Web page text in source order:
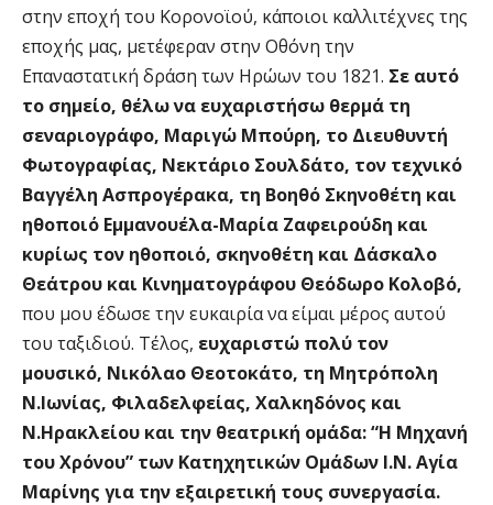
στην εποχή του Κορονοϊού, κάποιοι καλλιτέχνες της
εποχής μας, μετέφεραν στην Οθόνη την
Επαναστατική δράση των Ηρώων του 1821. Σε αυτό
το σημείο, θέλω να ευχαριστήσω θερμά τη
σεναριογράφο, Μαριγώ Μπούρη, το Διευθυντή
Φωτογραφίας, Νεκτάριο Σουλδάτο, τον τεχνικό
Βαγγέλη Ασπρογέρακα, τη Βοηθό Σκηνοθέτη και
ηθοποιό Εμμανουέλα-Μαρία Ζαφειρούδη και
κυρίως τον ηθοποιό, σκηνοθέτη και Δάσκαλο
Θεάτρου και Κινηματογράφου Θεόδωρο Κολοβό,
που μου έδωσε την ευκαιρία να είμαι μέρος αυτού
του ταξιδιού. Τέλος, ευχαριστώ πολύ τον
μουσικό, Νικόλαο Θεοτοκάτο, τη Μητρόπολη
Ν.Ιωνίας, Φιλαδελφείας, Χαλκηδόνος και
Ν.Ηρακλείου και την θεατρική ομάδα: “Η Μηχανή
του Χρόνου” των Κατηχητικών Ομάδων Ι.Ν. Αγία
Μαρίνης για την εξαιρετική τους συνεργασία.